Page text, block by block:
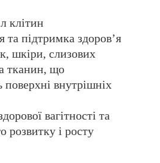
клітин
та підтримка здоровʼя
шкіри, слизових
тканин, що
внутрішніх
вагітності та
розвитку і росту